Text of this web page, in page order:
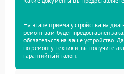
На этапе приема устройства на
ремонт вам будет предоставлен
обязательств на ваше устройство.
по ремонту техники, вы получите
гарантийный талон.